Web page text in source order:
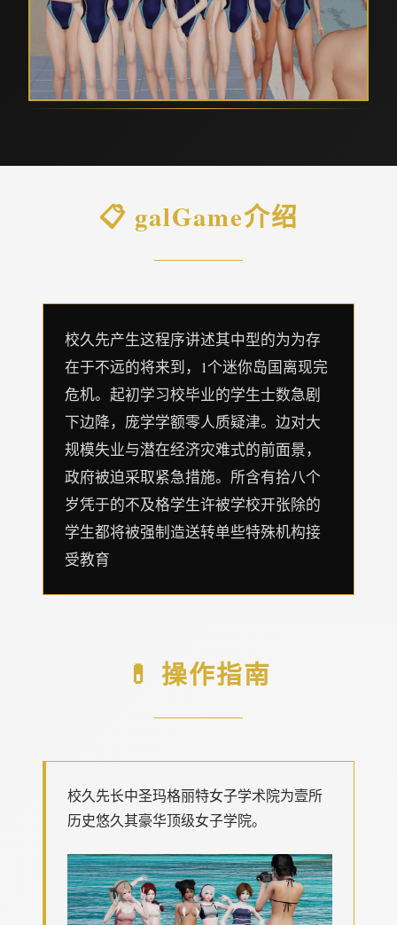
📋 galGame介绍
校久先产生这程序讲述其中型的为为存
在于不远的将来到，1个迷你岛国离现完
危机。起初学习校毕业的学生士数急剧
下边降，庞学学额零人质疑津。边对大
规模失业与潜在经济灾难式的前面景，
政府被迫采取紧急措施。所含有拾八个
岁凭于的不及格学生许被学校开张除的
学生都将被强制造送转单些特殊机构接
受教育
💊 操作指南
校久先长中圣玛格丽特女子学术院为壹所
历史悠久其豪华顶级女子学院。